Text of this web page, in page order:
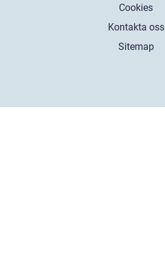
Cookies
Kontakta oss
Sitemap